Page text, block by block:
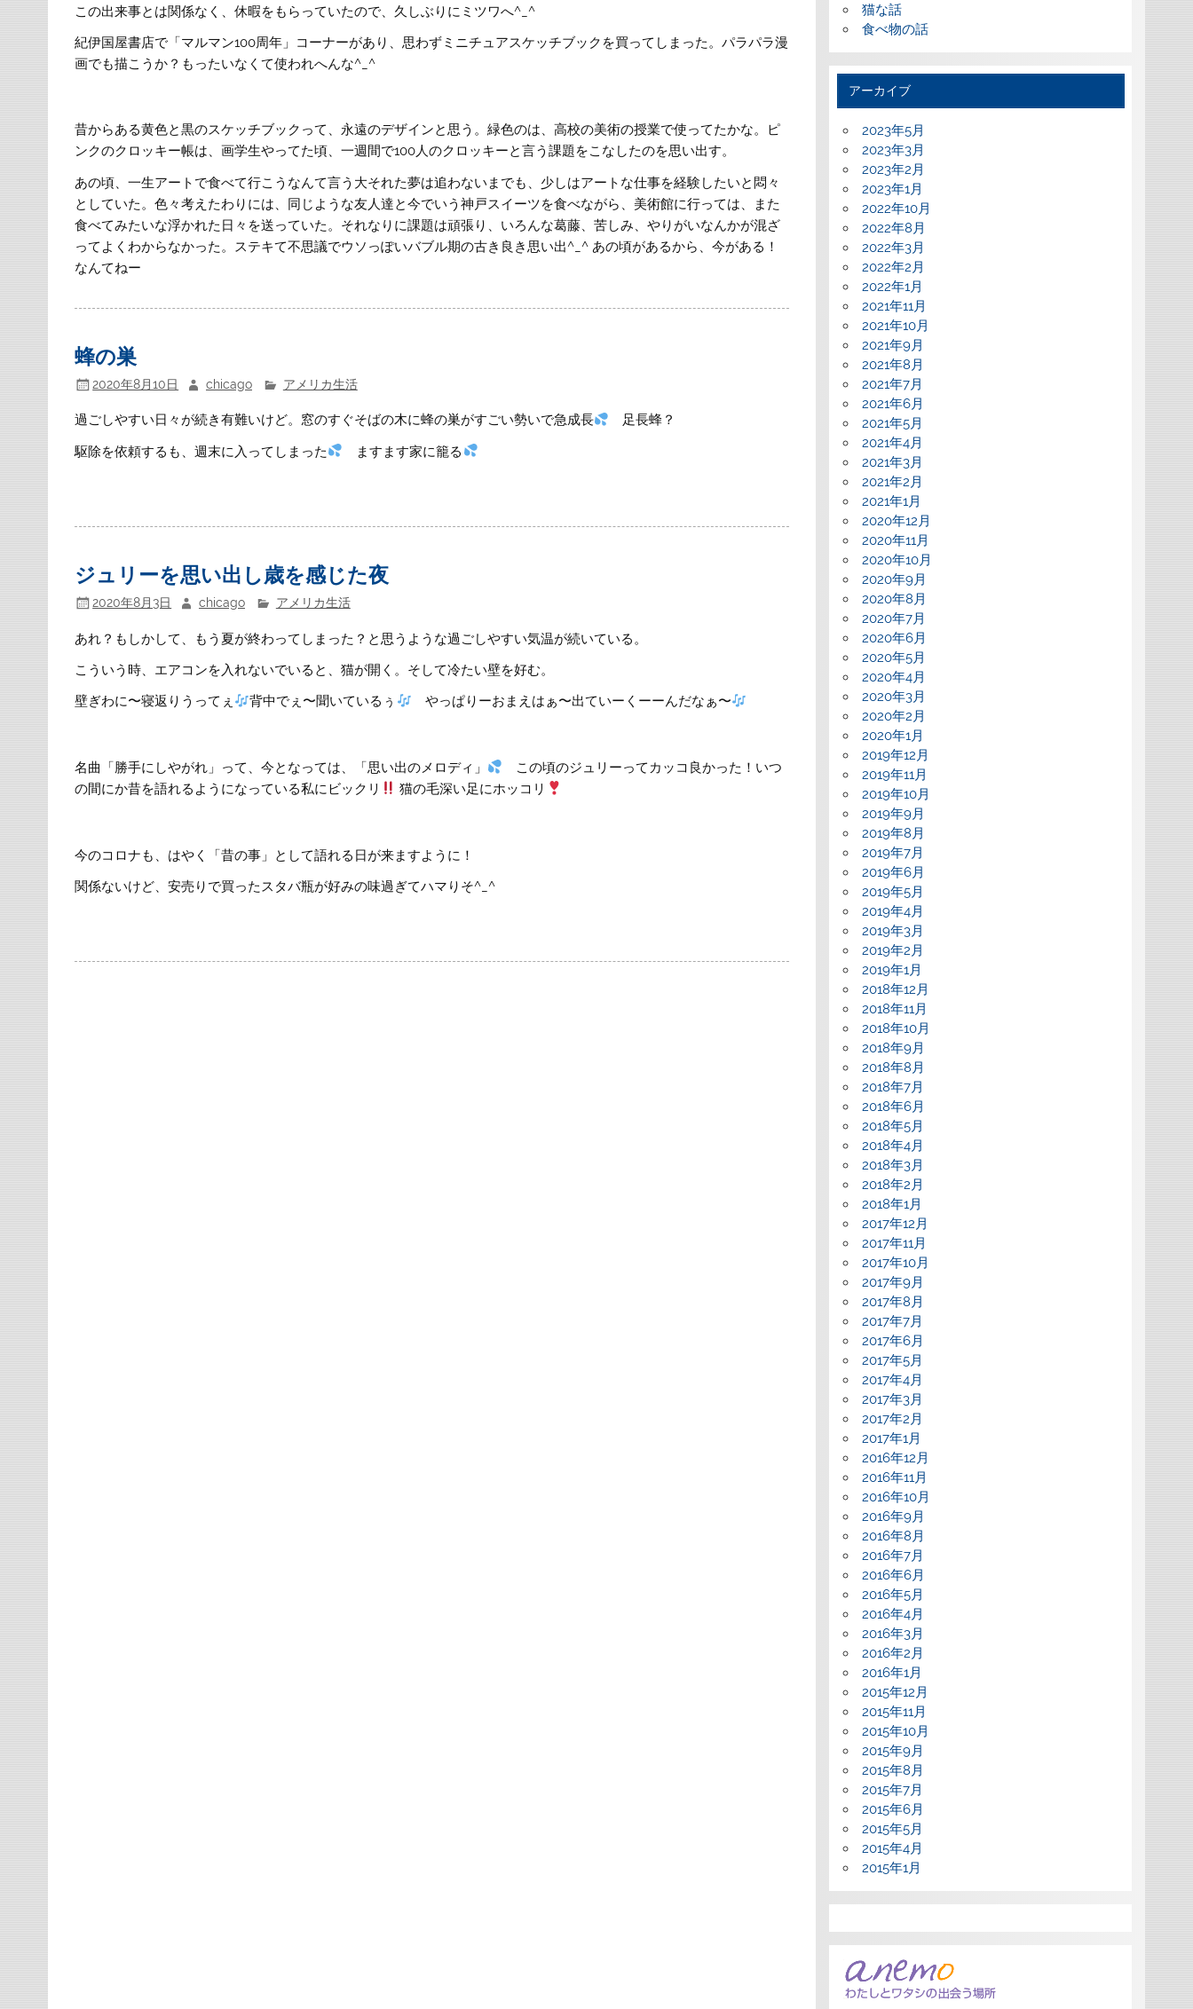
この出来事とは関係なく、休暇をもらっていたので、久しぶりにミツワへ^_^
紀伊国屋書店で「マルマン100周年」コーナーがあり、思わずミニチュアスケッチブックを買ってしまった。パラパラ漫
画でも描こうか？もったいなくて使われへんな^_^
昔からある黄色と黒のスケッチブックって、永遠のデザインと思う。緑色のは、高校の美術の授業で使ってたかな。ピ
ンクのクロッキー帳は、画学生やってた頃、一週間で100人のクロッキーと言う課題をこなしたのを思い出す。
あの頃、一生アートで食べて行こうなんて言う大それた夢は追わないまでも、少しはアートな仕事を経験したいと悶々
としていた。色々考えたわりには、同じような友人達と今でいう神戸スイーツを食べながら、美術館に行っては、また
食べてみたいな浮かれた日々を送っていた。それなりに課題は頑張り、いろんな葛藤、苦しみ、やりがいなんかが混ざ
ってよくわからなかった。ステキて不思議でウソっぽいバブル期の古き良き思い出^_^ あの頃があるから、今がある！
なんてねー
蜂の巣
2020年8月10日 chicago アメリカ生活
過ごしやすい日々が続き有難いけど。窓のすぐそばの木に蜂の巣がすごい勢いで急成長
足長蜂？
駆除を依頼するも、週末に入ってしまった
ますます家に籠る
ジュリーを思い出し歳を感じた夜
2020年8月3日 chicago アメリカ生活
あれ？もしかして、もう夏が終わってしまった？と思うような過ごしやすい気温が続いている。
こういう時、エアコンを入れないでいると、猫が開く。そして冷たい壁を好む。
壁ぎわに〜寝返りうってぇ
背中でぇ〜聞いているぅ やっぱりーおまえはぁ〜出ていーくーーんだなぁ〜
名曲「勝手にしやがれ」って、今となっては、「思い出のメロディ」
この頃のジュリーってカッコ良かった！いつ
の間にか昔を語れるようになっている私にビックリ
猫の毛深い足にホッコリ
今のコロナも、はやく「昔の事」として語れる日が来ますように！
関係ないけど、安売りで買ったスタバ瓶が好みの味過ぎてハマりそ^_^
猫な話
食べ物の話
アーカイブ
2023年5月
2023年3月
2023年2月
2023年1月
2022年10月
2022年8月
2022年3月
2022年2月
2022年1月
2021年11月
2021年10月
2021年9月
2021年8月
2021年7月
2021年6月
2021年5月
2021年4月
2021年3月
2021年2月
2021年1月
2020年12月
2020年11月
2020年10月
2020年9月
2020年8月
2020年7月
2020年6月
2020年5月
2020年4月
2020年3月
2020年2月
2020年1月
2019年12月
2019年11月
2019年10月
2019年9月
2019年8月
2019年7月
2019年6月
2019年5月
2019年4月
2019年3月
2019年2月
2019年1月
2018年12月
2018年11月
2018年10月
2018年9月
2018年8月
2018年7月
2018年6月
2018年5月
2018年4月
2018年3月
2018年2月
2018年1月
2017年12月
2017年11月
2017年10月
2017年9月
2017年8月
2017年7月
2017年6月
2017年5月
2017年4月
2017年3月
2017年2月
2017年1月
2016年12月
2016年11月
2016年10月
2016年9月
2016年8月
2016年7月
2016年6月
2016年5月
2016年4月
2016年3月
2016年2月
2016年1月
2015年12月
2015年11月
2015年10月
2015年9月
2015年8月
2015年7月
2015年6月
2015年5月
2015年4月
2015年1月